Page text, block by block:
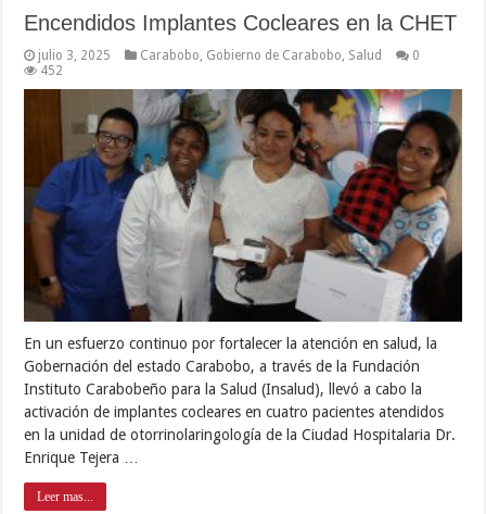
Encendidos Implantes Cocleares en la CHET
julio 3, 2025 Carabobo Gobierno de Carabobo Salud
0
452
En un esfuerzo continuo por fortalecer la atención en salud, la
Gobernación del estado Carabobo, a través de la Fundación
Instituto Carabobeño para la Salud (Insalud), llevó a cabo la
activación de implantes cocleares en cuatro pacientes atendidos
en la unidad de otorrinolaringología de la Ciudad Hospitalaria Dr.
Enrique Tejera …
Leer mas...